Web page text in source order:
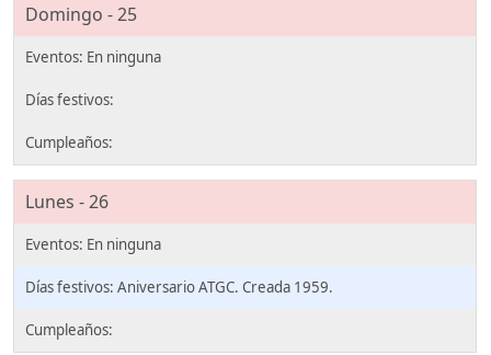
Domingo - 25
Lunes - 26
Aniversario ATGC. Creada 1959.